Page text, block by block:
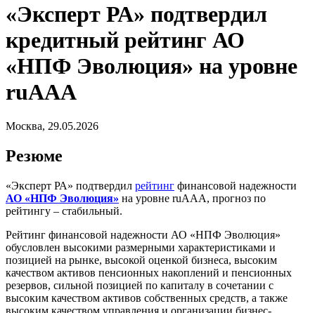
«Эксперт РА» подтвердил
кредитный рейтинг АО
«НПФ Эволюция» на уровне
ruAAА
Москва, 29.05.2026
Резюме
«Эксперт РА» подтвердил рейтинг финансовой надежности
АО «НПФ Эволюция» на уровне ruAAA, прогноз по
рейтингу – стабильный.
Рейтинг финансовой надежности АО «НПФ Эволюция»
обусловлен высокими размерными характеристиками и
позицией на рынке, высокой оценкой бизнеса, высоким
качеством активов пенсионных накоплений и пенсионных
резервов, сильной позицией по капиталу в сочетании с
высоким качеством активов собственных средств, а также
высоким качеством управления и организации бизнес-